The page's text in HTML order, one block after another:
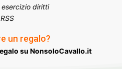
diritti
RSS
un regalo?
su NonsoloCavallo.it